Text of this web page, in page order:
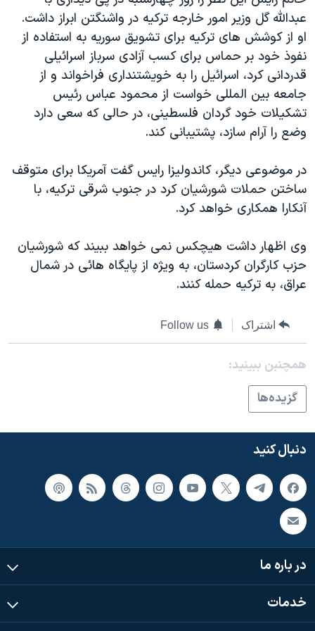
فرهنگ و زندگی
حقوق شهروندی
اقتصادی
علم و فناوری
اسرائیل در جنگ
گالری عکس
آرشیو پخش زنده
مستندها
انتخابات ریاست جمهوری آمریکا ۲۰۲۴
حمله جمهوری اسلامی به اسرائیل
رمز مهسا
ورزش زنان در ایران
اعتراضات زن، زندگی، آزادی
مجموعه مستندهای دادخواهی
تریبونال مردمی آبان ۹۸
دادگاه حمید نوری
چهل سال گروگان‌گیری
قانون شفافیت دارائی کادر رهبری ایران
اعتراضات مردمی آبان ۹۸
اسرائیل در جنگ
نرگس محمدی برنده جایزه نوبل صلح
همایش محافظه‌کاران آمریکا «سی‌پک»
صفحه‌های ویژه
دنبال کنید
زبانهای مختلف
عبدالله گل وزیر امور خارجه ترکیه در واشنگتن ابراز داشت.
او از کوشش های ترکیه برای تشویق سوریه به استفاده از
نفوذ خود بر حماس برای کسب آزادی سرباز اسرائیلی
قدردانی کرد، اسرائیل را به خویشتنداری فراخواند و از
جامعه بین المللی خواست از محمود عباس رئیس
تشکیلات خود گردان فلسطینی، در حالی که سعی دارد
وضع را آرام سازد، پشتیبانی کند.
در موضوعی دیگر، کاندولیزا رایس گفت آمریکا برای متوقف
ساختن حملات شورشیان کرد در جنوب شرقی ترکیه، با
آنکارا همکاری خواهد کرد.
وی اظهار داشت هیچکس نمی خواهد ببیند که شورشیان
حزب کارگران کردستان، به ویژه از پایگاه هائی در شمال
عراق، به ترکیه حمله کنند.
اشتراک Follow us
همچنبن ببینید:
گزيده‌ها
دنبال کنید
در باره ما
خدمات